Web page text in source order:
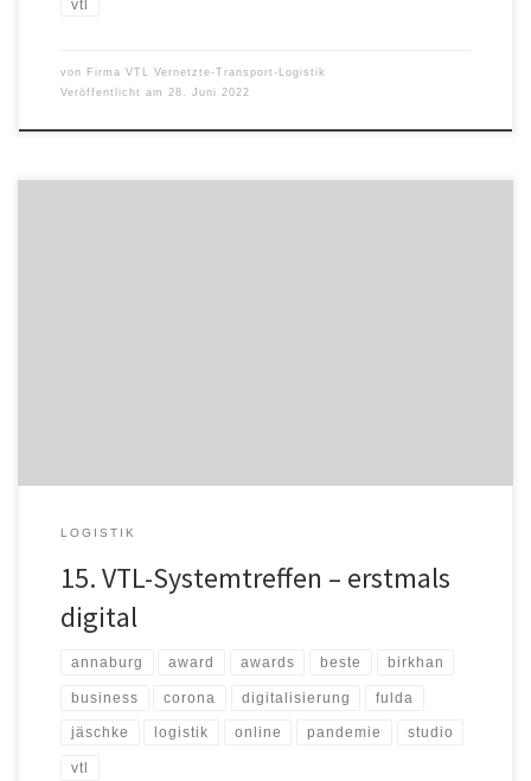
vtl
von Firma VTL Vernetzte-Transport-Logistik
Veröffentlicht am 28. Juni 2022
LOGISTIK
15. VTL-Systemtreffen – erstmals
digital
annaburg award awards beste birkhan
business corona digitalisierung fulda
jäschke logistik online pandemie studio
vtl